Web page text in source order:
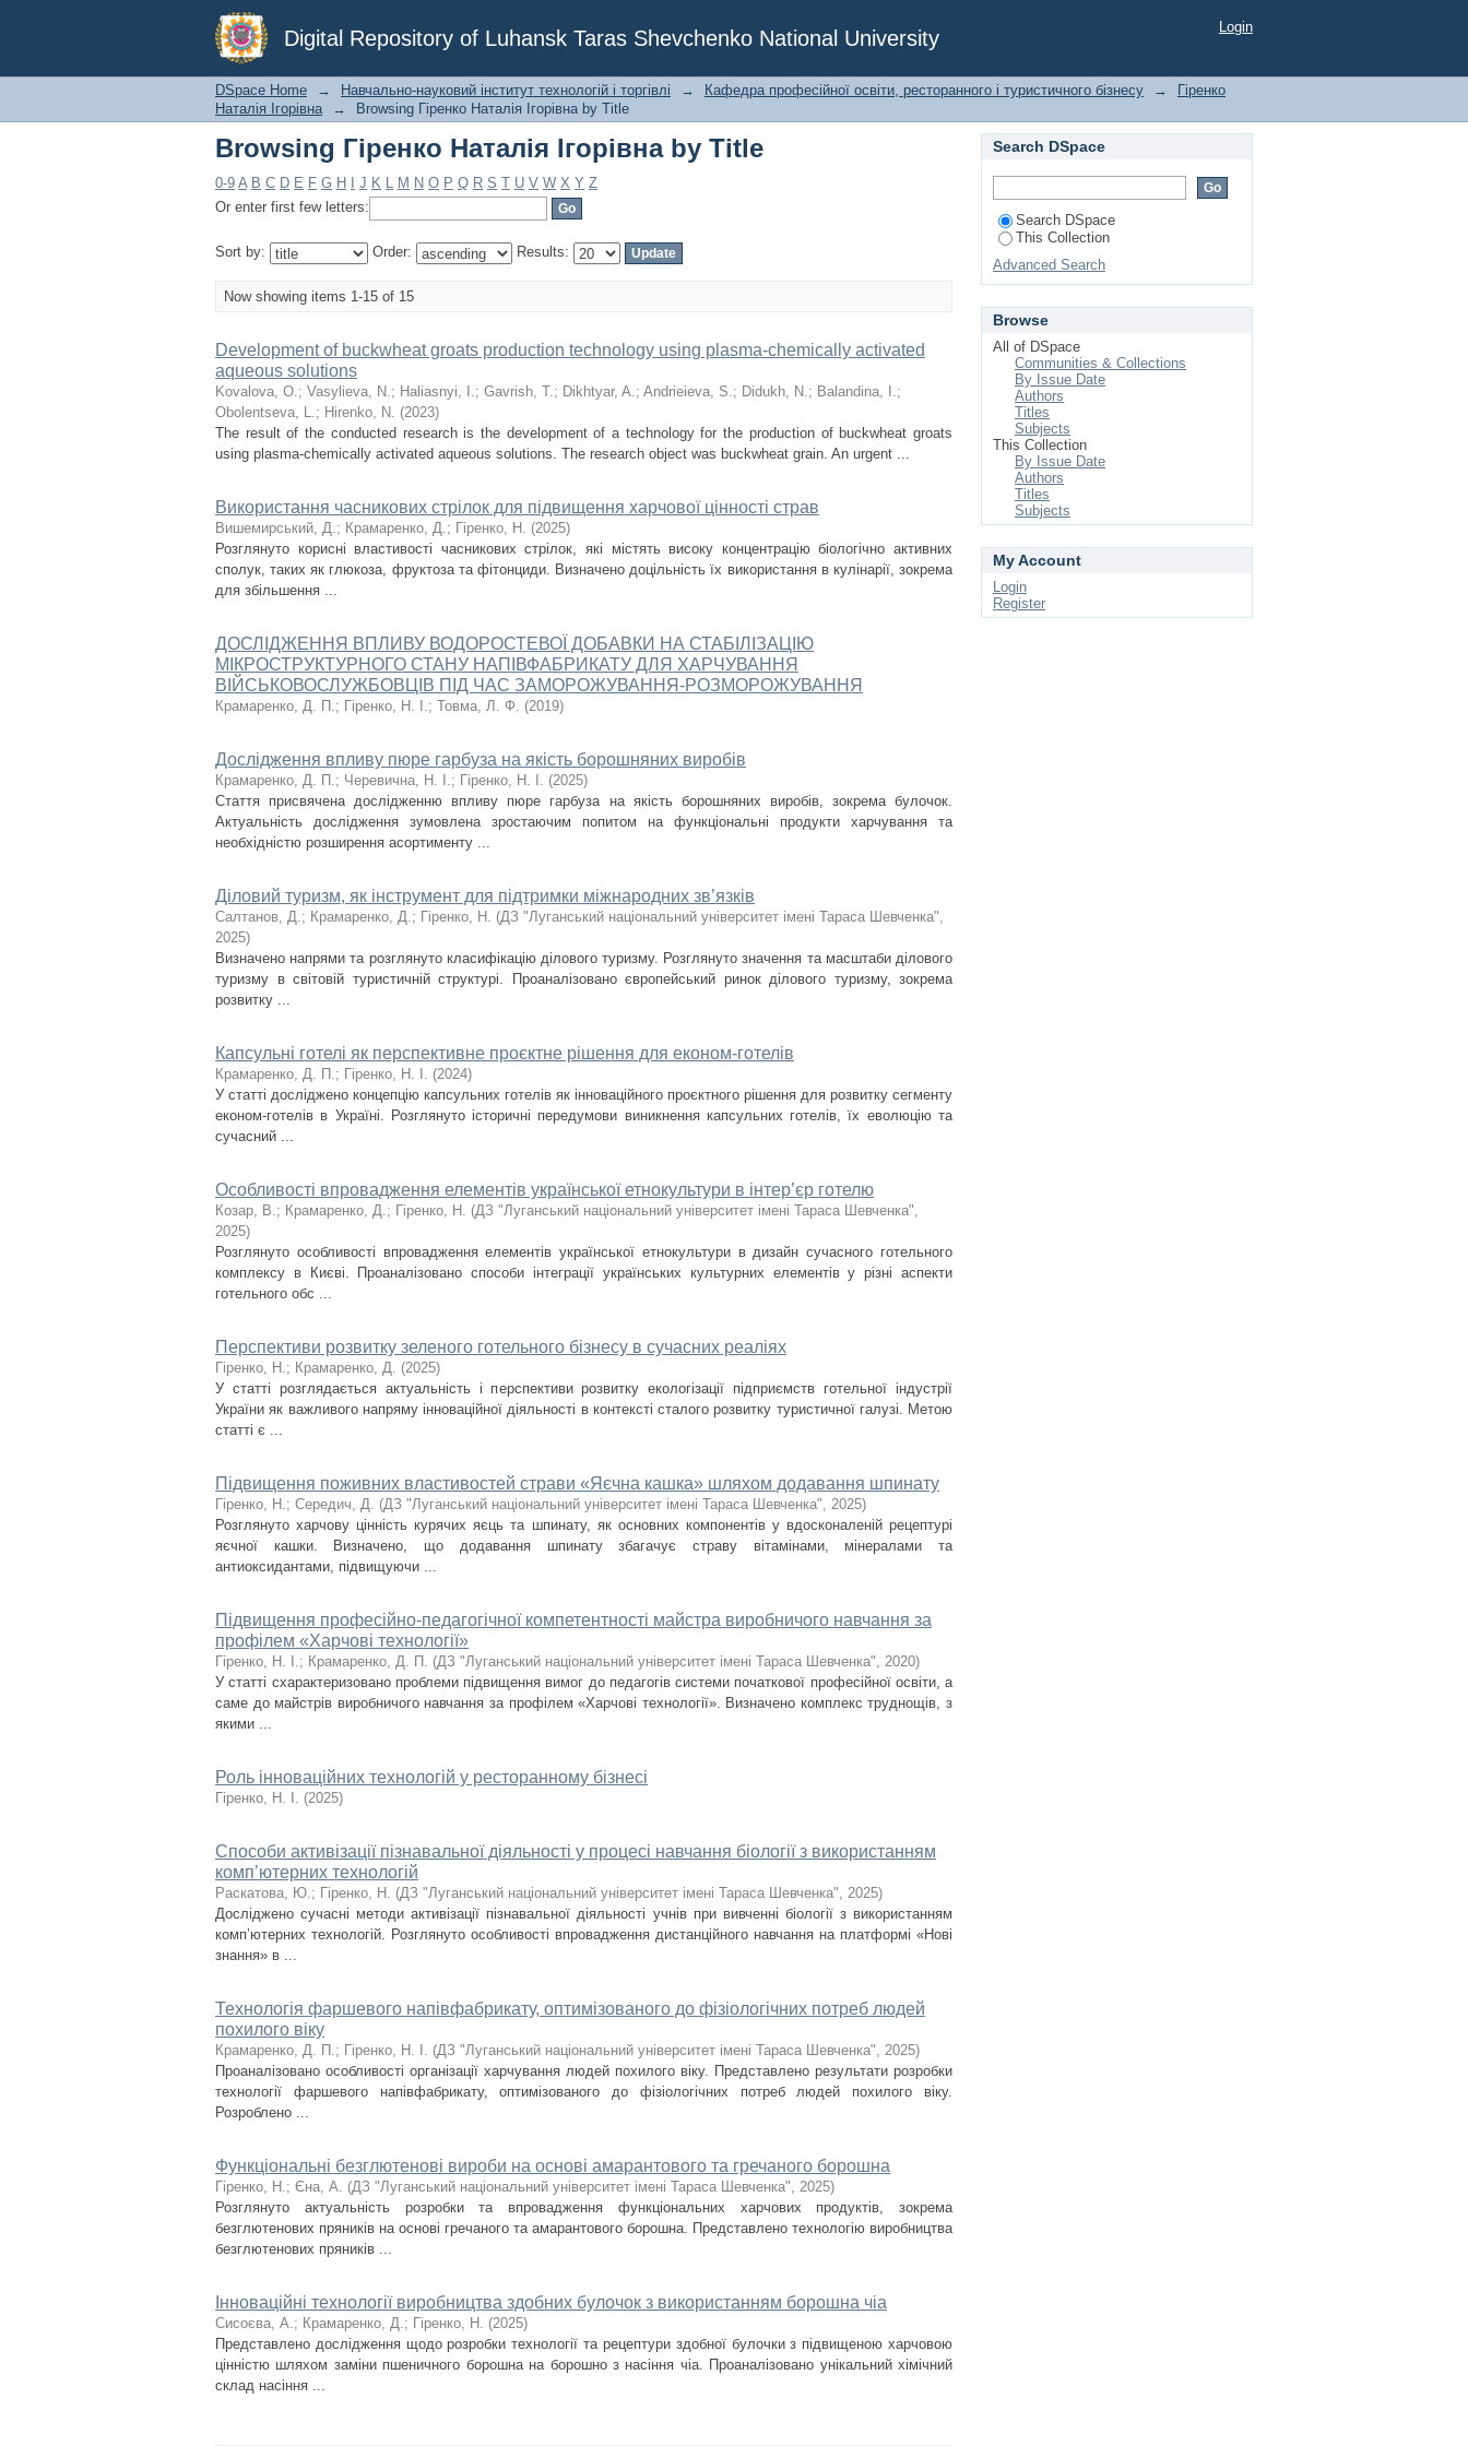
Digital Repository of Luhansk Taras Shevchenko National University
Browsing Гіренко Наталія Ігорівна by Title Login
DSpace Home → Навчально-науковий інститут технологій і торгівлі → Кафедра професійної освіти, ресторанного і туристичного бізнесу →
Гіренко
Наталія Ігорівна
→ Browsing Гіренко Наталія Ігорівна by Title
Browsing Гіренко Наталія Ігорівна by Title
0-9 A B C D E F G H J K L M N O P Q R S T U V W X Y Z
Or enter first few letters:
Sort by: Order: Results:
Now showing items 1-15 of 15
Development of buckwheat groats production technology using plasma-chemically activated
aqueous solutions
Kovalova, O.; Vasylieva, N.; Haliasnyi, I.; Gavrish, T.; Dikhtyar, A.; Andrieieva, S.; Didukh, N.; Balandina, I.;
Obolentseva, L.; Hirenko, N. (2023)
The result of the conducted research is the development of a technology for the production of buckwheat groats
using plasma-chemically activated aqueous solutions. The research object was buckwheat grain. An urgent ...
Використання часникових стрілок для підвищення харчової цінності страв
Вишемирський, Д.; Крамаренко, Д.; Гіренко, Н. (2025)
Розглянуто корисні властивості часникових стрілок, які містять високу концентрацію біологічно активних
сполук, таких як глюкоза, фруктоза та фітонциди. Визначено доцільність їх використання в кулінарії, зокрема
для збільшення ...
ДОСЛІДЖЕННЯ ВПЛИВУ ВОДОРОСТЕВОЇ ДОБАВКИ НА СТАБІЛІЗАЦІЮ
МІКРОСТРУКТУРНОГО СТАНУ НАПІВФАБРИКАТУ ДЛЯ ХАРЧУВАННЯ
ВІЙСЬКОВОСЛУЖБОВЦІВ ПІД ЧАС ЗАМОРОЖУВАННЯ-РОЗМОРОЖУВАННЯ
Крамаренко, Д. П.; Гіренко, Н. І.; Товма, Л. Ф. (2019)
Дослідження впливу пюре гарбуза на якість борошняних виробів
Крамаренко, Д. П.; Черевична, Н. І.; Гіренко, Н. І. (2025)
Стаття присвячена дослідженню впливу пюре гарбуза на якість борошняних виробів, зокрема булочок.
Актуальність дослідження зумовлена зростаючим попитом на функціональні продукти харчування та
необхідністю розширення асортименту ...
Діловий туризм, як інструмент для підтримки міжнародних зв’язків
Салтанов, Д.; Крамаренко, Д.; Гіренко, Н. (ДЗ "Луганський національний університет імені Тараса Шевченка",
2025)
Визначено напрями та розглянуто класифікацію ділового туризму. Розглянуто значення та масштаби ділового
туризму в світовій туристичній структурі. Проаналізовано європейський ринок ділового туризму, зокрема
розвитку ...
Капсульні готелі як перспективне проєктне рішення для економ-готелів
Крамаренко, Д. П.; Гіренко, Н. І. (2024)
У статті досліджено концепцію капсульних готелів як інноваційного проєктного рішення для розвитку сегменту
економ-готелів в Україні. Розглянуто історичні передумови виникнення капсульних готелів, їх еволюцію та
сучасний ...
Особливості впровадження елементів української етнокультури в інтер’єр готелю
Козар, В.; Крамаренко, Д.; Гіренко, Н. (ДЗ "Луганський національний університет імені Тараса Шевченка",
2025)
Розглянуто особливості впровадження елементів української етнокультури в дизайн сучасного готельного
комплексу в Києві. Проаналізовано способи інтеграції українських культурних елементів у різні аспекти
готельного обс ...
Перспективи розвитку зеленого готельного бізнесу в сучасних реаліях
Гіренко, Н.; Крамаренко, Д. (2025)
У статті розглядається актуальність і перспективи розвитку екологізації підприємств готельної індустрії
України як важливого напряму інноваційної діяльності в контексті сталого розвитку туристичної галузі. Метою
статті є ...
Підвищення поживних властивостей страви «Яєчна кашка» шляхом додавання шпинату
Гіренко, Н.; Середич, Д. (ДЗ "Луганський національний університет імені Тараса Шевченка", 2025)
Розглянуто харчову цінність курячих яєць та шпинату, як основних компонентів у вдосконаленій рецептурі
яєчної кашки. Визначено, що додавання шпинату збагачує страву вітамінами, мінералами та
антиоксидантами, підвищуючи ...
Підвищення професійно-педагогічної компетентності майстра виробничого навчання за
профілем «Харчові технології»
Гіренко, Н. І.; Крамаренко, Д. П. (ДЗ "Луганський національний університет імені Тараса Шевченка", 2020)
У статті схарактеризовано проблеми підвищення вимог до педагогів системи початкової професійної освіти, а
саме до майстрів виробничого навчання за профілем «Харчові технології». Визначено комплекс труднощів, з
якими ...
Роль інноваційних технологій у ресторанному бізнесі
Гіренко, Н. І. (2025)
Способи активізації пізнавальної діяльності у процесі навчання біології з використанням
комп’ютерних технологій
Раскатова, Ю.; Гіренко, Н. (ДЗ "Луганський національний університет імені Тараса Шевченка", 2025)
Досліджено сучасні методи активізації пізнавальної діяльності учнів при вивченні біології з використанням
комп’ютерних технологій. Розглянуто особливості впровадження дистанційного навчання на платформі «Нові
знання» в ...
Технологія фаршевого напівфабрикату, оптимізованого до фізіологічних потреб людей
похилого віку
Крамаренко, Д. П.; Гіренко, Н. І. (ДЗ "Луганський національний університет імені Тараса Шевченка", 2025)
Проаналізовано особливості організації харчування людей похилого віку. Представлено результати розробки
технології фаршевого напівфабрикату, оптимізованого до фізіологічних потреб людей похилого віку.
Розроблено ...
Функціональні безглютенові вироби на основі амарантового та гречаного борошна
Гіренко, Н.; Єна, А. (ДЗ "Луганський національний університет імені Тараса Шевченка", 2025)
Розглянуто актуальність розробки та впровадження функціональних харчових продуктів, зокрема
безглютенових пряників на основі гречаного та амарантового борошна. Представлено технологію виробництва
безглютенових пряників ...
Інноваційні технології виробництва здобних булочок з використанням борошна чіа
Сисоєва, А.; Крамаренко, Д.; Гіренко, Н. (2025)
Представлено дослідження щодо розробки технології та рецептури здобної булочки з підвищеною харчовою
цінністю шляхом заміни пшеничного борошна на борошно з насіння чіа. Проаналізовано унікальний хімічний
склад насіння ...
Search DSpace
Search DSpace
This Collection
Advanced Search
Browse
All of DSpace
Communities & Collections
By Issue Date
Authors
Titles
Subjects
This Collection
By Issue Date
Authors
Titles
Subjects
My Account
Login
Register